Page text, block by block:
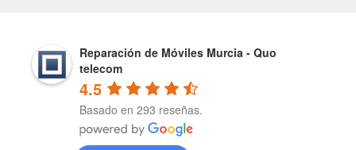
Reparación de Móviles Murcia - Quo
telecom
4.5
Basado en 293 reseñas.